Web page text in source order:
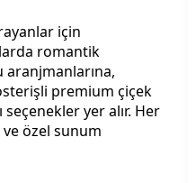
için
romantik
premium çiçek
yer alır. Her
özel sunum